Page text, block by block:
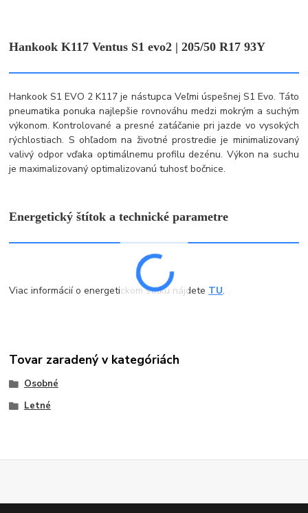
Hankook K117 Ventus S1 evo2 | 205/50 R17 93Y
Hankook S1 EVO 2 K117 je nástupca Veľmi úspešnej S1 Evo. Táto
pneumatika ponuka najlepšie rovnováhu medzi mokrým a suchým
výkonom. Kontrolované a presné zatáčanie pri jazde vo vysokých
rýchlostiach. S ohľadom na životné prostredie je minimalizovaný
valivý odpor vďaka optimálnemu profilu dezénu. Výkon na suchu
je maximalizovaný optimalizovanú tuhosť bočnice.
Energetický štítok a technické parametre
Viac informácií o energetickom štítku nájdete TU.
Tovar zaradený v kategóriách
Osobné
Letné